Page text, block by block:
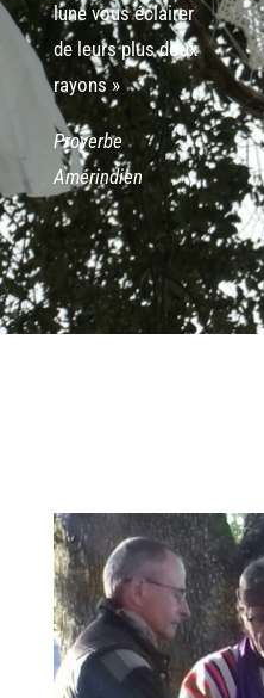
lune vous éclairer
de leurs plus doux
rayons »
Proverbe
Amérindien